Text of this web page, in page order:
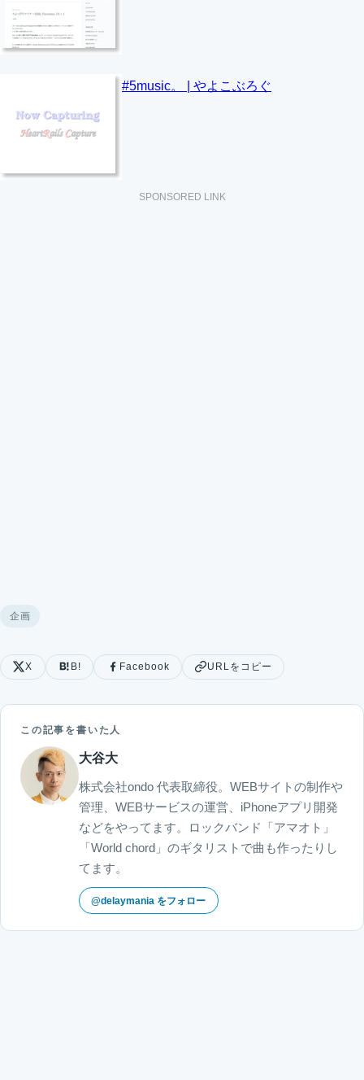
#5music。 | やよこぶろぐ
SPONSORED LINK
企画
X B! Facebook URLをコピー
この記事を書いた人
大谷大
株式会社ondo 代表取締役。WEBサイトの制作や
管理、WEBサービスの運営、iPhoneアプリ開発
などをやってます。ロックバンド「アマオト」
「World chord」のギタリストで曲も作ったりし
てます。
@delaymania をフォロー